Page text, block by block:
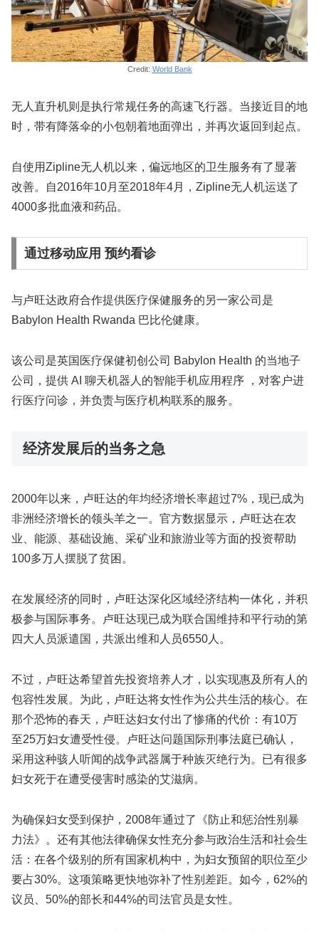
Credit: World Bank
无人直升机则是执行常规任务的高速飞行器。当接近目的地
时，带有降落伞的小包朝着地面弹出，并再次返回到起点。
自使用Zipline无人机以来，偏远地区的卫生服务有了显著
改善。自2016年10月至2018年4月，Zipline无人机运送了
4000多批血液和药品。
通过移动应用 预约看诊
与卢旺达政府合作提供医疗保健服务的另一家公司是
Babylon Health Rwanda 巴比伦健康。
该公司是英国医疗保健初创公司 Babylon Health 的当地子
公司，提供 AI 聊天机器人的智能手机应用程序 ，对客户进
行医疗问诊，并负责与医疗机构联系的服务。
经济发展后的当务之急
2000年以来，卢旺达的年均经济增长率超过7%，现已成为
非洲经济增长的领头羊之一。官方数据显示，卢旺达在农
业、能源、基础设施、采矿业和旅游业等方面的投资帮助
100多万人摆脱了贫困。
在发展经济的同时，卢旺达深化区域经济结构一体化，并积
极参与国际事务。卢旺达现已成为联合国维持和平行动的第
四大人员派遣国，共派出维和人员6550人。
不过，卢旺达希望首先投资培养人才，以实现惠及所有人的
包容性发展。为此，卢旺达将女性作为公共生活的核心。在
那个恐怖的春天，卢旺达妇女付出了惨痛的代价：有10万
至25万妇女遭受性侵。卢旺达问题国际刑事法庭已确认，
采用这种骇人听闻的战争武器属于种族灭绝行为。已有很多
妇女死于在遭受侵害时感染的艾滋病。
为确保妇女受到保护，2008年通过了《防止和惩治性别暴
力法》。还有其他法律确保女性充分参与政治生活和社会生
活：在各个级别的所有国家机构中，为妇女预留的职位至少
要占30%。这项策略更快地弥补了性别差距。如今，62%的
议员、50%的部长和44%的司法官员是女性。